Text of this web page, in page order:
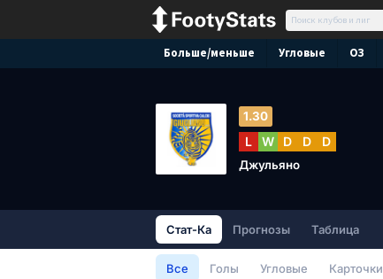
Больше/меньше Угловые ОЗ
1.30
L W D D D
Джульяно
Стат-Ка Прогнозы Таблица
Все Голы Угловые Карточки